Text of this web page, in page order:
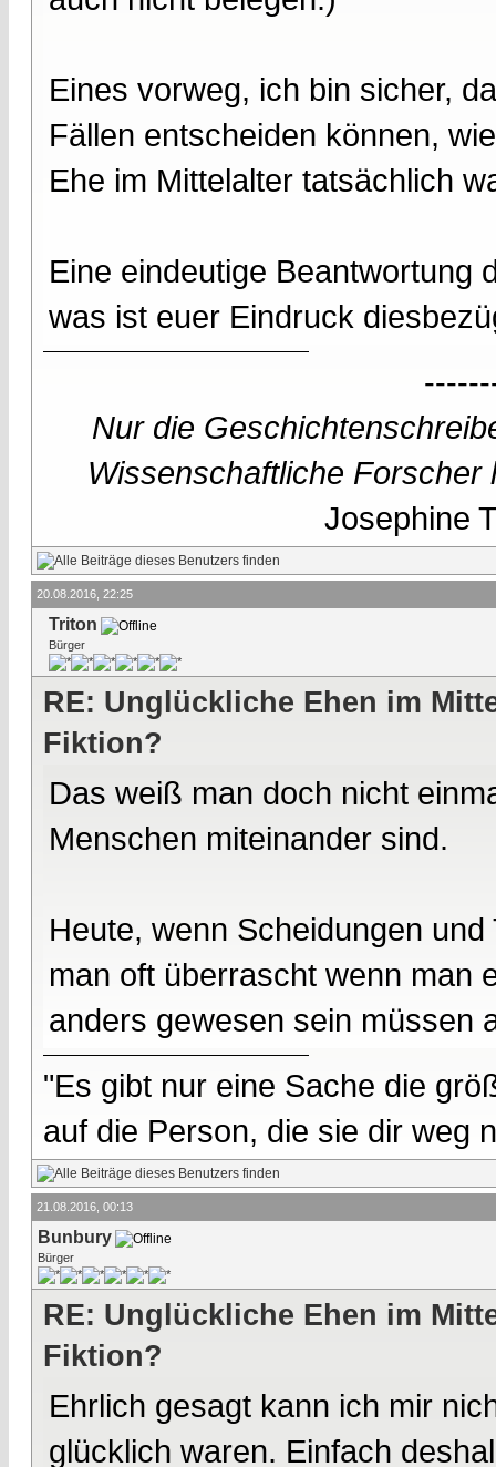
Eines vorweg, ich bin sicher,
Fällen entscheiden können,
Ehe im Mittelalter tatsächlich
Eine eindeutige Beantwortung
was ist euer Eindruck
Nur die
Wissenschaftliche
Josephine
20.08.2016, 22:25
Triton
Bürger
RE: Unglückliche Ehen im
Fiktion?
Das weiß man doch nicht
Menschen miteinander sind.
Heute, wenn Scheidungen
man oft überrascht wenn man
anders gewesen sein müssen
"Es gibt nur eine Sache die
auf die Person, die sie dir weg
21.08.2016, 00:13
Bunbury
Bürger
RE: Unglückliche Ehen im
Fiktion?
Ehrlich gesagt kann ich mir
glücklich waren. Einfach